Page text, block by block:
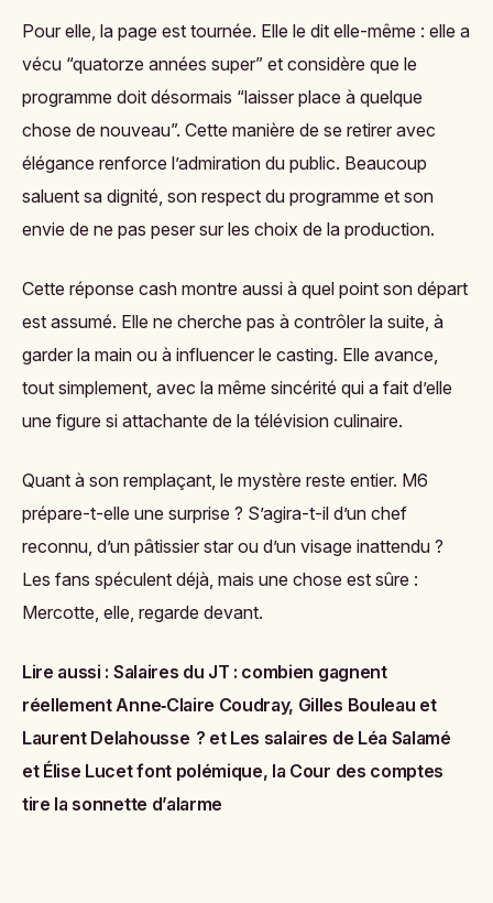
Pour elle, la page est tournée. Elle le dit elle-même : elle a
vécu “quatorze années super” et considère que le
programme doit désormais “laisser place à quelque
chose de nouveau”. Cette manière de se retirer avec
élégance renforce l’admiration du public. Beaucoup
saluent sa dignité, son respect du programme et son
envie de ne pas peser sur les choix de la production.
Cette réponse cash montre aussi à quel point son départ
est assumé. Elle ne cherche pas à contrôler la suite, à
garder la main ou à influencer le casting. Elle avance,
tout simplement, avec la même sincérité qui a fait d’elle
une figure si attachante de la télévision culinaire.
Quant à son remplaçant, le mystère reste entier. M6
prépare-t-elle une surprise ? S’agira-t-il d’un chef
reconnu, d’un pâtissier star ou d’un visage inattendu ?
Les fans spéculent déjà, mais une chose est sûre :
Mercotte, elle, regarde devant.
Lire aussi : Salaires du JT : combien gagnent
réellement Anne‑Claire Coudray, Gilles Bouleau et
Laurent Delahousse ? et Les salaires de Léa Salamé
et Élise Lucet font polémique, la Cour des comptes
tire la sonnette d’alarme